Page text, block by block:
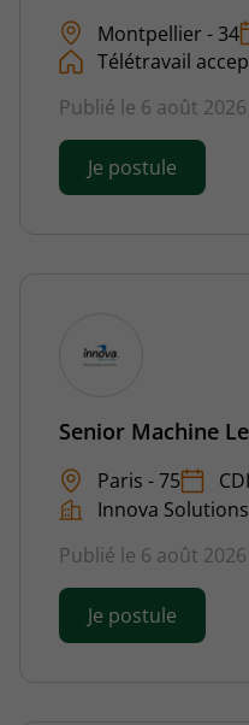
Montpellier - 34
Télétravail
Publié le 6 août 2026
Je postule
Senior Machine
Paris - 75 CDI
Innova Solutions
Publié le 6 août 2026
Je postule